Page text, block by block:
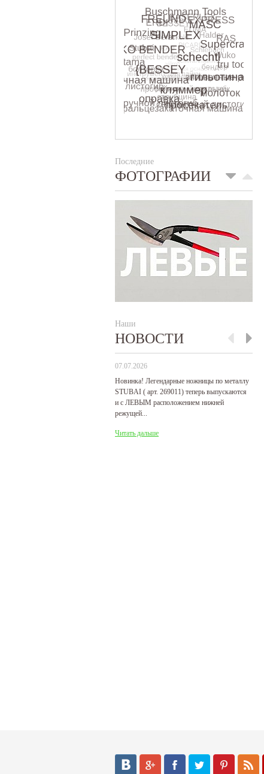
Последние
ФОТОГРАФИИ
Наши
НОВОСТИ
07.07.2026
Новинка! Легендарные ножницы по металлу
STUBAI ( арт. 269011) теперь выпускаются
и с ЛЕВЫМ расположением нижней
режущей...
Читать дальше